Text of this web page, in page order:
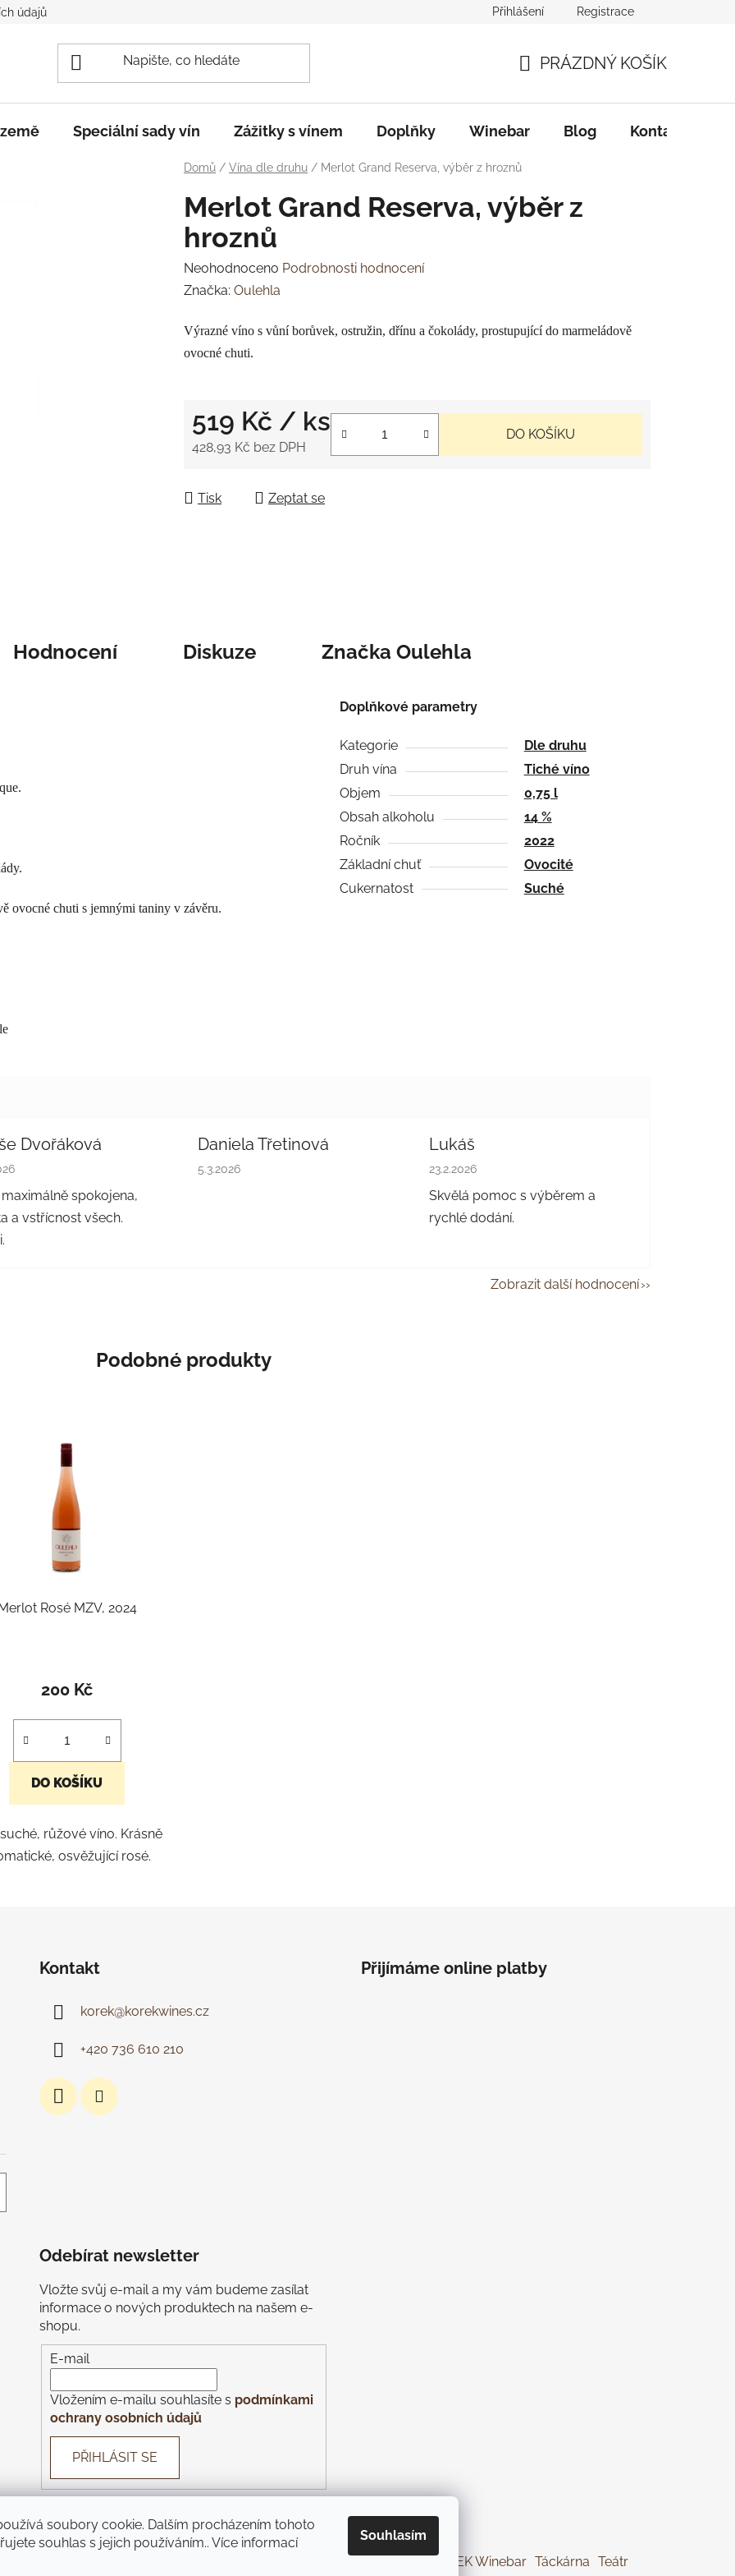
soubory cookie. Dalším procházením tohoto
souhlas s jejich používáním.. Více informací
Souhlasím
údajů Přihlášení Registrace
KOŠÍK
PRÁZDNÝ KOŠÍK
Speciální sady vín Zážitky s vínem Doplňky Winebar Blog Kontakty
Domů / Vína dle druhu / Merlot Grand Reserva, výběr z hroznů
Merlot Grand Reserva, výběr z
hroznů
Průměrné
hodnocení
je
0,0
hvězdiček.
Neohodnoceno Podrobnosti hodnocení
Značka: Oulehla
Výrazné víno s vůní borůvek, ostružin, dřínu a čokolády, prostupující do marmeládově
ovocné chuti.
519 Kč / ks
428,93 Kč bez DPH
DO KOŠÍKU
Tisk Zeptat se
Hodnocení Diskuze Značka Oulehla
ovocné chuti s jemnými taniny v závěru.
Doplňkové parametry
Kategorie
Dle druhu
Druh vína
Tiché víno
Objem
0,75 l
Obsah alkoholu
14 %
Ročník
2022
Základní chuť
Ovocité
Cukernatost
Suché
Dvořáková
obchodu je 5 z 5 hvězdiček.
spokojena,
a vstřícnost všech.
Daniela Třetinová
Hodnocení obchodu je 5 z 5 hvězdiček.
5.3.2026
Lukáš
Hodnocení obchodu je 5 z 5 hvězdiček.
23.2.2026
Skvělá pomoc s výběrem a
rychlé dodání.
Zobrazit další hodnocení
Podobné produkty
Rosé MZV, 2024
200 Kč
DO KOŠÍKU
růžové víno. Krásně
osvěžující rosé.
Kontakt
korek@korekwines.cz
+420 736 610 210
Přijímáme online platby
Odebírat newsletter
Vložte svůj e-mail a my vám budeme zasílat
informace o nových produktech na našem e-
shopu.
E-mail
Vložením e-mailu souhlasíte s podmínkami
ochrany osobních údajů
PŘIHLÁSIT SE
KOREK Winebar Táckárna Teátr